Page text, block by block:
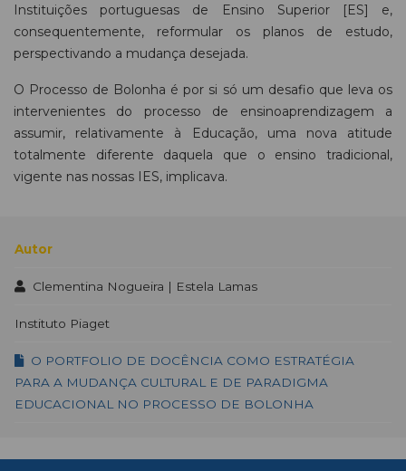
Instituições portuguesas de Ensino Superior [ES] e,
consequentemente, reformular os planos de estudo,
perspectivando a mudança desejada.
O Processo de Bolonha é por si só um desafio que leva os
intervenientes do processo de ensinoaprendizagem a
assumir, relativamente à Educação, uma nova atitude
totalmente diferente daquela que o ensino tradicional,
vigente nas nossas IES, implicava.
Autor
Clementina Nogueira | Estela Lamas
Instituto Piaget
O PORTFOLIO DE DOCÊNCIA COMO ESTRATÉGIA
PARA A MUDANÇA CULTURAL E DE PARADIGMA
EDUCACIONAL NO PROCESSO DE BOLONHA